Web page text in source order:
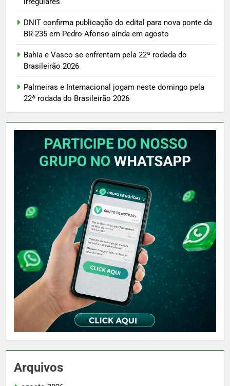
DNIT confirma publicação do edital para nova ponte da
BR-235 em Pedro Afonso ainda em agosto
Bahia e Vasco se enfrentam pela 22ª rodada do
Brasileirão 2026
Palmeiras e Internacional jogam neste domingo pela
22ª rodada do Brasileirão 2026
Arquivos